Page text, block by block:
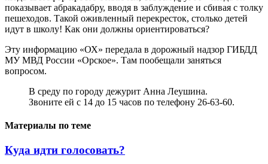
показывает абракадабру, вводя в заблуждение и сбивая с толку
пешеходов. Такой оживленный перекресток, столько детей
идут в школу! Как они должны ориентироваться?
Эту информацию «ОХ» передала в дорожный надзор ГИБДД
МУ МВД России «Орское». Там пообещали заняться
вопросом.
В среду по городу дежурит Анна Леушина.
Звоните ей с 14 до 15 часов по телефону 26-63-60.
Материалы по теме
Куда идти голосовать?